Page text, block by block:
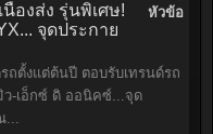
หัวข้อ
นื่องส่ง รุ่นพิเศษ!
จุดประกาย
ถตั้งแต่ต้นปี ตอบรับเทรนด์รถ
-เอ็กซ์ ดิ ออนิคซ์...จุด
...